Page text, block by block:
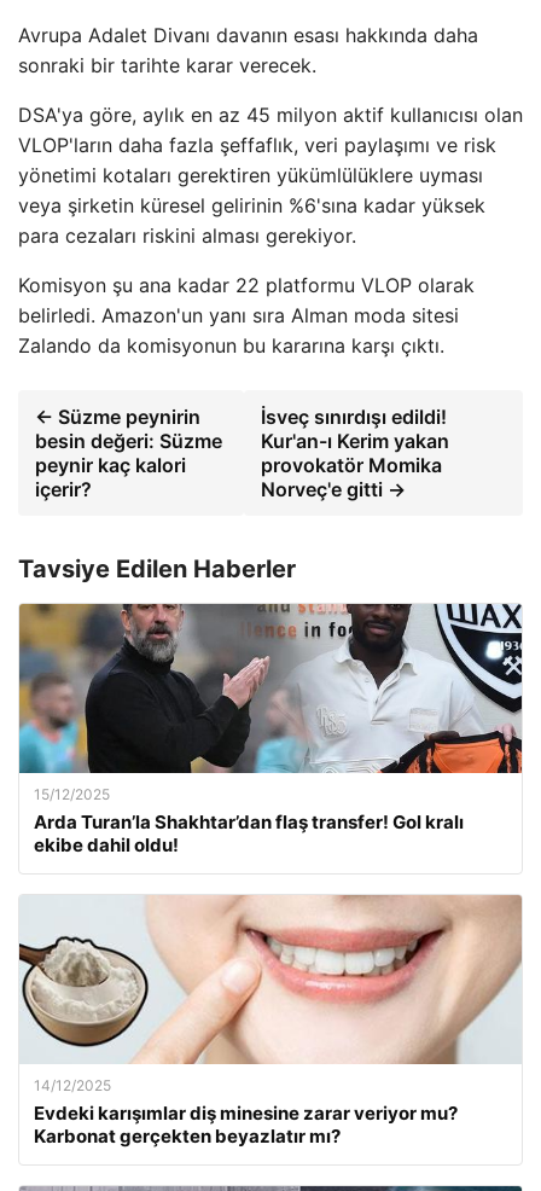
Avrupa Adalet Divanı davanın esası hakkında daha
sonraki bir tarihte karar verecek.
DSA'ya göre, aylık en az 45 milyon aktif kullanıcısı olan
VLOP'ların daha fazla şeffaflık, veri paylaşımı ve risk
yönetimi kotaları gerektiren yükümlülüklere uyması
veya şirketin küresel gelirinin %6'sına kadar yüksek
para cezaları riskini alması gerekiyor.
Komisyon şu ana kadar 22 platformu VLOP olarak
belirledi. Amazon'un yanı sıra Alman moda sitesi
Zalando da komisyonun bu kararına karşı çıktı.
← Süzme peynirin
besin değeri: Süzme
peynir kaç kalori
içerir?
İsveç sınırdışı edildi!
Kur'an-ı Kerim yakan
provokatör Momika
Norveç'e gitti →
Tavsiye Edilen Haberler
15/12/2025
Arda Turan’la Shakhtar’dan flaş transfer! Gol kralı
ekibe dahil oldu!
14/12/2025
Evdeki karışımlar diş minesine zarar veriyor mu?
Karbonat gerçekten beyazlatır mı?